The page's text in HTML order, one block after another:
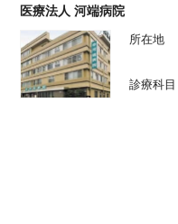
医療法人 河端病院
所在地
診療科目